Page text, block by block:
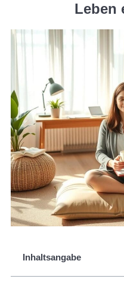
Leben
Inhaltsangabe